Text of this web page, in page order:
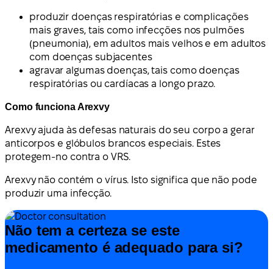
produzir doenças respiratórias e complicações
mais graves, tais como infecções nos pulmões
(pneumonia), em adultos mais velhos e em adultos
com doenças subjacentes
agravar algumas doenças, tais como doenças
respiratórias ou cardíacas a longo prazo.
Como funciona Arexvy
Arexvy ajuda às defesas naturais do seu corpo a gerar
anticorpos e glóbulos brancos especiais. Estes
protegem-no contra o VRS.
Arexvy não contém o vírus. Isto significa que não pode
produzir uma infecção.
Não tem a certeza se este
medicamento é adequado para si?